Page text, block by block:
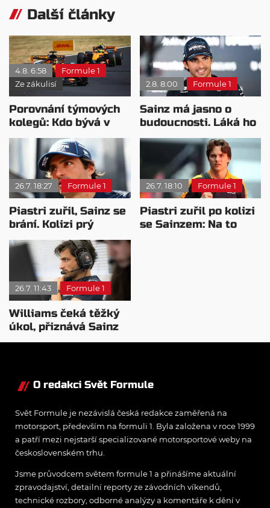
Další články
4.8. 6:58
Formule 1
Ze zákulisí
Porovnání týmových
kolegů: Kdo bývá v
sobotu nejrychlejší?
2.8. 8:00 Formule 1
Sainz má jasno o
budoucnosti. Láká ho
jiná závodní kategorie
26.7. 18:27 Formule 1
Piastri zuřil, Sainz se
brání. Kolizi prý
způsobil problém s
vozem
26.7. 18:10 Formule 1
Piastri zuřil po kolizi
se Sainzem: Na to
26.7. 11:43 Formule 1
Williams čeká těžký
úkol, přiznává Sainz
O redakci Svět Formule
Svět Formule je nezávislá česká redakce zaměřená na
motorsport, především na formuli 1. Byla založena v roce 1999
a patří mezi nejstarší specializované motorsportové weby na
československém trhu.
Jsme průvodcem světem formule 1 a přinášíme aktuální
zpravodajství, detailní reporty ze závodních víkendů,
technické rozbory, odborné analýzy a komentáře k dění v